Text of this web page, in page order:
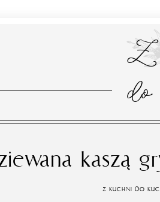
Z
kaszą
Z KUCHNI DO